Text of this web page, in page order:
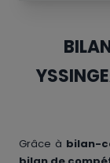
Grâce à bilan-